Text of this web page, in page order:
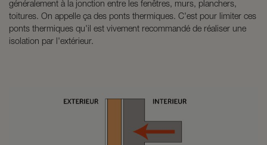
généralement à la jonction entre les fenêtres, murs, planchers,
toitures. On appelle ça des ponts thermiques. C'est pour limiter ces
ponts thermiques qu'il est vivement recommandé de réaliser une
isolation par l'extérieur.